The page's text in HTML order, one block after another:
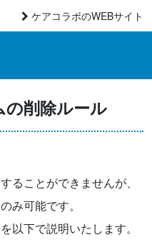
ケアコラボのWEBサイト
の削除ルール
ることができませんが、
み可能です。
以下で説明いたします。